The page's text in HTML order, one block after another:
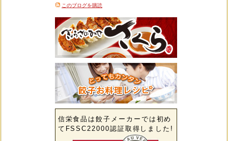
このブログを購読
信栄食品は餃子メーカーでは初め
てFSSC22000認証取得しました!